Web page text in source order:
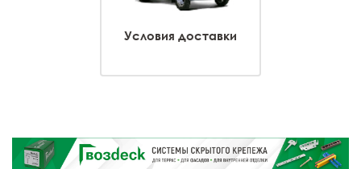
Условия доставки